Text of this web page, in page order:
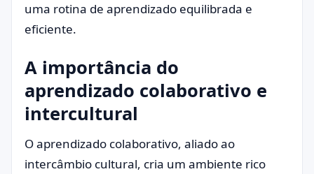
uma rotina de aprendizado equilibrada e
eficiente.
A importância do
aprendizado colaborativo e
intercultural
O aprendizado colaborativo, aliado ao
intercâmbio cultural, cria um ambiente rico